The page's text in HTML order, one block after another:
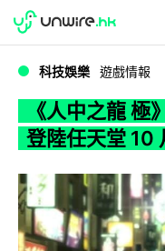
WWDC 2026
科技娛樂 遊戲情報
《人中之龍
登陸任天堂 10